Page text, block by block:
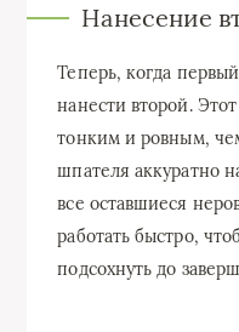
Нанесение
Теперь, когда
нанести второй.
тонким и ровным,
шпателя аккуратно
все оставшиеся
работать быстро,
подсохнуть до